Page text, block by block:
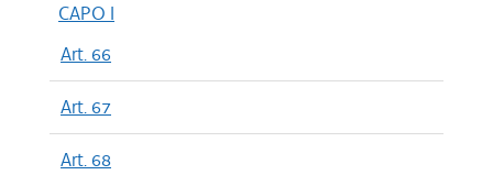
CAPO I
Art. 66
Art. 67
Art. 68